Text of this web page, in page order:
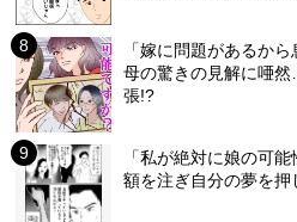
「嫁に問題があるか
母の驚きの見解に唖
張!?
「私が絶対に娘の可
額を注ぎ自分の夢を